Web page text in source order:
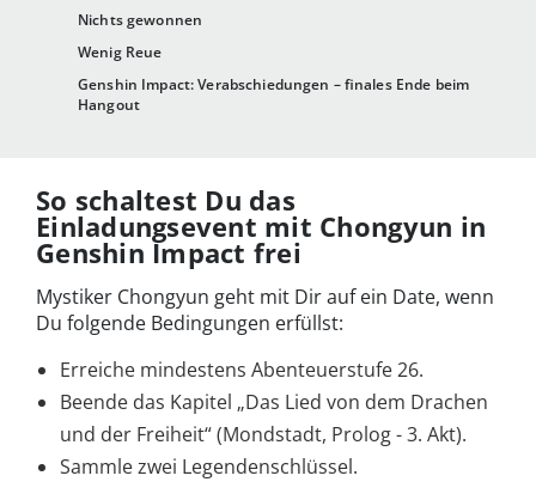
Nichts gewonnen
Wenig Reue
Genshin Impact: Verabschiedungen – finales Ende beim
Hangout
So schaltest Du das
Einladungsevent mit Chongyun in
Genshin Impact frei
Mystiker Chongyun geht mit Dir auf ein Date, wenn
Du folgende Bedingungen erfüllst:
Erreiche mindestens Abenteuerstufe 26.
Beende das Kapitel „Das Lied von dem Drachen
und der Freiheit“ (Mondstadt, Prolog - 3. Akt).
Sammle zwei Legendenschlüssel.